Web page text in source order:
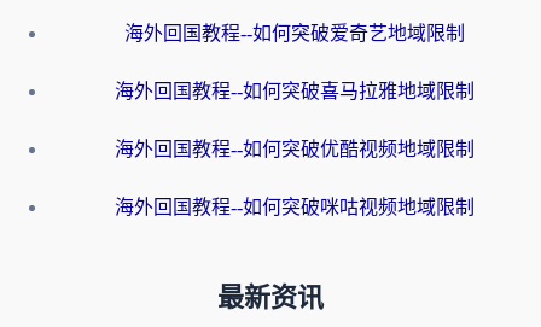
海外回国教程--如何突破爱奇艺地域限制
海外回国教程--如何突破喜马拉雅地域限制
海外回国教程--如何突破优酷视频地域限制
海外回国教程--如何突破咪咕视频地域限制
最新资讯